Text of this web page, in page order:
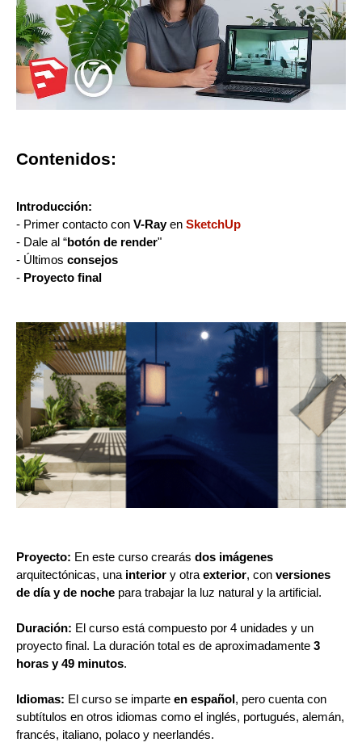
Contenidos:
Introducción:
- Primer contacto con V-Rayen SketchUp
- Dale al “botón de render"
- Últimos consejos
- Proyecto final
Proyecto: En este curso crearás dos imágenes
arquitectónicas, una interior y otra exterior, con versiones
de día y de noche para trabajar la luz natural y la artificial.
Duración: El curso está compuesto por 4 unidades y un
proyecto final. La duración total es de aproximadamente 3
horas y 49 minutos.
Idiomas: El curso se imparte en español, pero cuenta con
subtítulos en otros idiomas como el inglés, portugués, alemán,
francés, italiano, polaco y neerlandés.